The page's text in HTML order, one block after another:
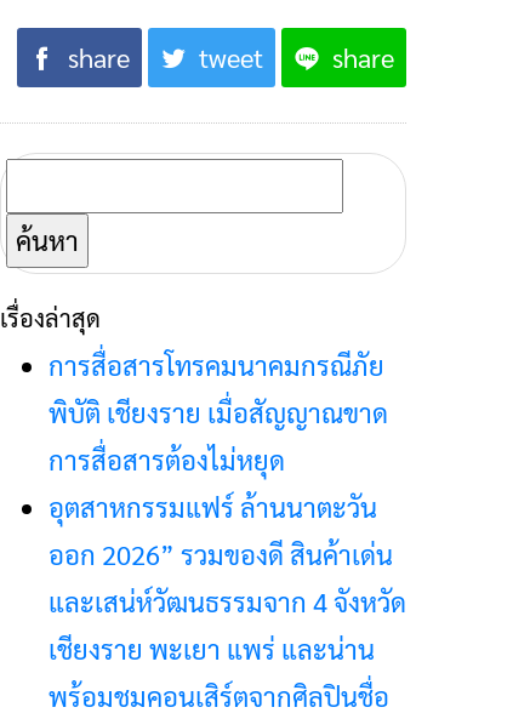
share tweet share
ค้นหา
สำหรับ:
เรื่องล่าสุด
การสื่อสารโทรคมนาคมกรณีภัย
พิบัติ เชียงราย เมื่อสัญญาณขาด
การสื่อสารต้องไม่หยุด
อุตสาหกรรมแฟร์ ล้านนาตะวัน
ออก 2026” รวมของดี สินค้าเด่น
และเสน่ห์วัฒนธรรมจาก 4 จังหวัด
เชียงราย พะเยา แพร่ และน่าน
พร้อมชมคอนเสิร์ตจากศิลปินชื่อ